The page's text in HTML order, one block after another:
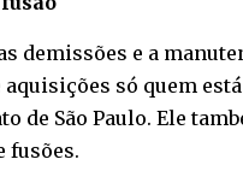
demissões e a
só quem
de São Paulo. Ele
fusões.